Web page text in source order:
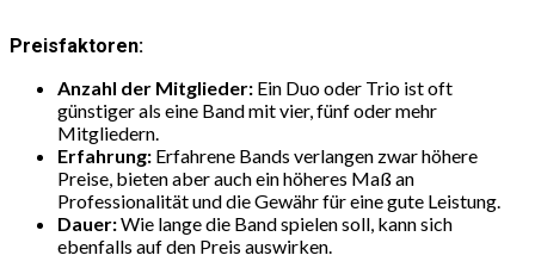
Preisfaktoren:
Anzahl der Mitglieder: Ein Duo oder Trio ist oft
günstiger als eine Band mit vier, fünf oder mehr
Mitgliedern.
Erfahrung: Erfahrene Bands verlangen zwar höhere
Preise, bieten aber auch ein höheres Maß an
Professionalität und die Gewähr für eine gute Leistung.
Dauer:Wie lange die Band spielen soll, kann sich
ebenfalls auf den Preis auswirken.